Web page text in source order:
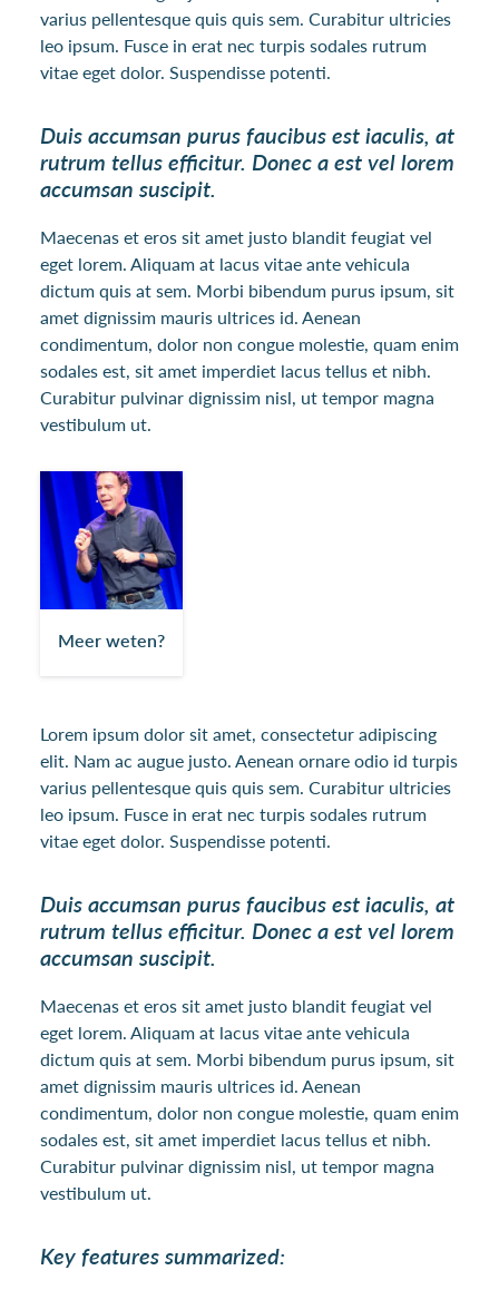
varius pellentesque quis quis sem. Curabitur ultricies
leo ipsum. Fusce in erat nec turpis sodales rutrum
vitae eget dolor. Suspendisse potenti.
Duis accumsan purus faucibus est iaculis, at
rutrum tellus efficitur. Donec a est vel lorem
accumsan suscipit.
Maecenas et eros sit amet justo blandit feugiat vel
eget lorem. Aliquam at lacus vitae ante vehicula
dictum quis at sem. Morbi bibendum purus ipsum, sit
amet dignissim mauris ultrices id. Aenean
condimentum, dolor non congue molestie, quam enim
sodales est, sit amet imperdiet lacus tellus et nibh.
Curabitur pulvinar dignissim nisl, ut tempor magna
vestibulum ut.
Meer weten?
Lorem ipsum dolor sit amet, consectetur adipiscing
elit. Nam ac augue justo. Aenean ornare odio id turpis
varius pellentesque quis quis sem. Curabitur ultricies
leo ipsum. Fusce in erat nec turpis sodales rutrum
vitae eget dolor. Suspendisse potenti.
Duis accumsan purus faucibus est iaculis, at
rutrum tellus efficitur. Donec a est vel lorem
accumsan suscipit.
Maecenas et eros sit amet justo blandit feugiat vel
eget lorem. Aliquam at lacus vitae ante vehicula
dictum quis at sem. Morbi bibendum purus ipsum, sit
amet dignissim mauris ultrices id. Aenean
condimentum, dolor non congue molestie, quam enim
sodales est, sit amet imperdiet lacus tellus et nibh.
Curabitur pulvinar dignissim nisl, ut tempor magna
vestibulum ut.
Key features summarized: